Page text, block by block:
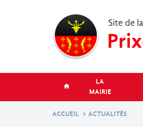
LA
MAIRIE
ACCUEIL ACTUALITÉS